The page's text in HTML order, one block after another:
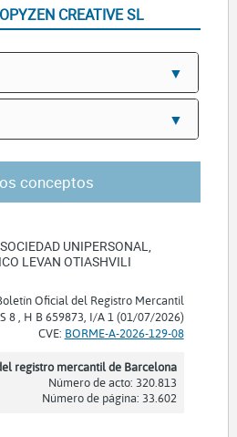
CREATIVE SL
conceptos
UNIPERSONAL,
LEVAN OTIASHVILI
Oficial del Registro Mercantil
8 , H B 659873, I/A 1 (01/07/2026)
CVE: BORME-A-2026-129-08
registro mercantil de Barcelona
Número de acto: 320.813
Número de página: 33.602